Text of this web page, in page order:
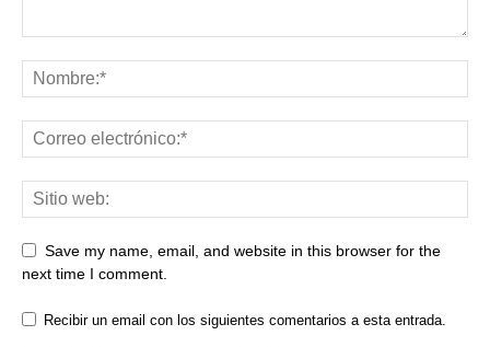
Save my name, email, and website in this browser for the
next time I comment.
Recibir un email con los siguientes comentarios a esta entrada.